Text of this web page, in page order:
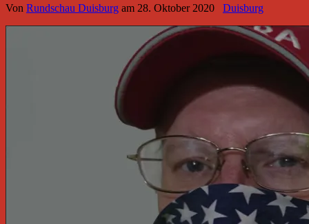
Von Rundschau Duisburg am 28. Oktober 2020 Duisburg